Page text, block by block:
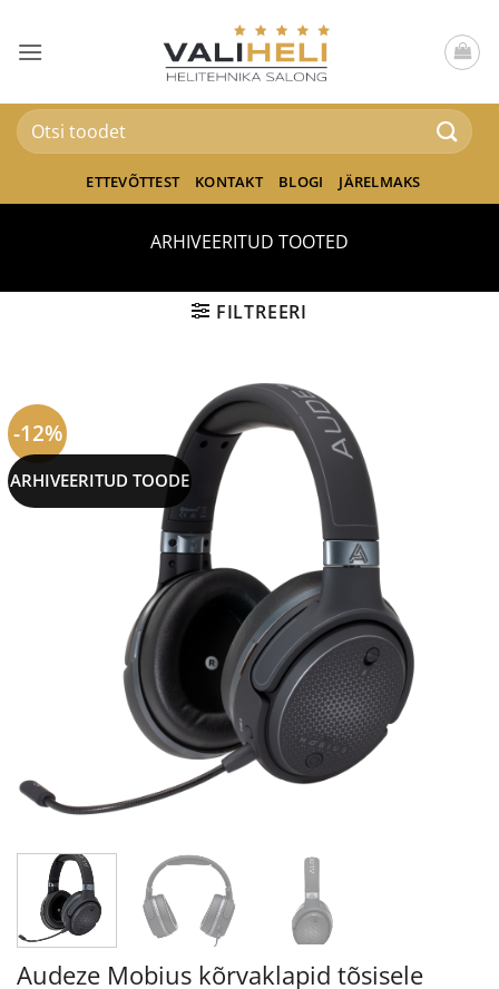
content
Otsi:
ETTEVÕTTEST KONTAKT BLOGI JÄRELMAKS
ARHIVEERITUD TOOTED
FILTREERI
-12%
ARHIVEERITUD TOODE
Audeze Mobius kõrvaklapid tõsisele